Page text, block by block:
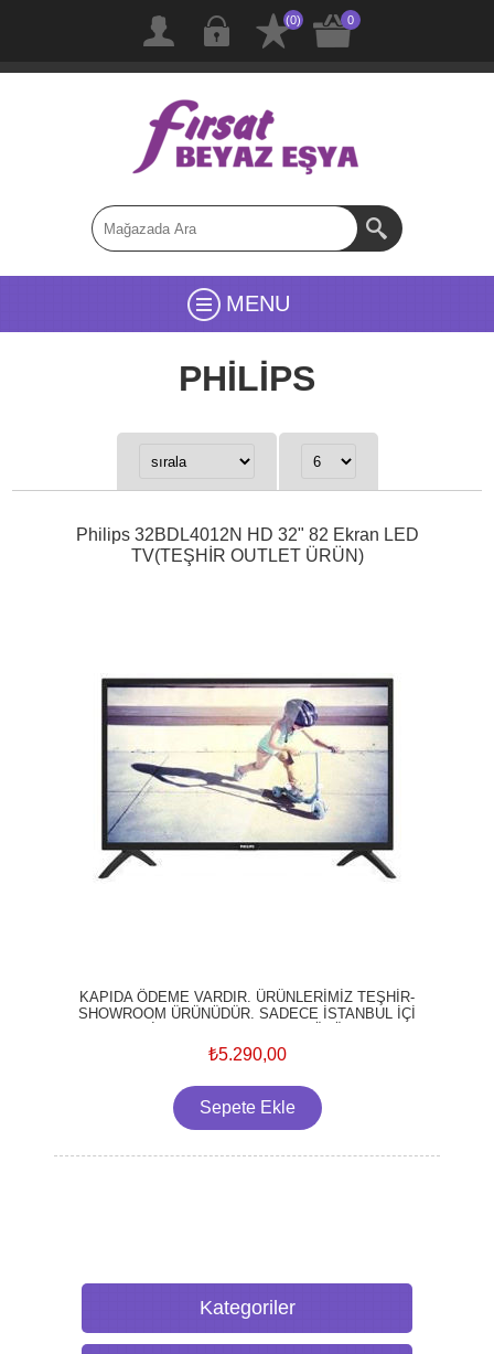
(0) 0
MENU
PHİLİPS
Philips 32BDL4012N HD 32" 82 Ekran LED
TV(TEŞHİR OUTLET ÜRÜN)
KAPIDA ÖDEME VARDIR. ÜRÜNLERİMİZ TEŞHİR-
SHOWROOM ÜRÜNÜDÜR. SADECE İSTANBUL İÇİ
AMBALAJSIZ SATILMAKTADIR. 2 YIL GARANTİSİ
MEVCUTTUR. 3 YIL DA OPSİYONEL OLARAK EK
FATURALIDIR. NAKLİYE, MONTAJ VE TANITIM
FİYATA DAHİLDİR.
₺5.290,00
Kategoriler